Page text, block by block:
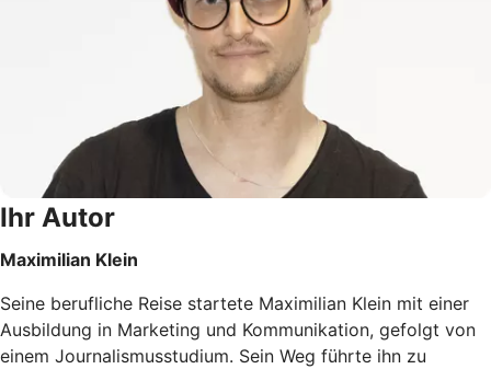
Ihr Autor
Maximilian Klein
Seine berufliche Reise startete Maximilian Klein mit einer
Ausbildung in Marketing und Kommunikation, gefolgt von
einem Journalismusstudium. Sein Weg führte ihn zu